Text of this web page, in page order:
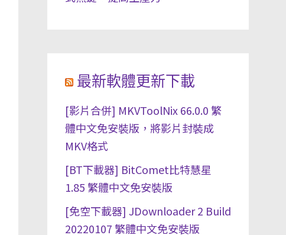
最新軟體更新下載
[影片合併] MKVToolNix 66.0.0 繁
體中文免安裝版，將影片封裝成
MKV格式
[BT下載器] BitComet比特慧星
1.85 繁體中文免安裝版
[免空下載器] JDownloader 2 Build
20220107 繁體中文免安裝版